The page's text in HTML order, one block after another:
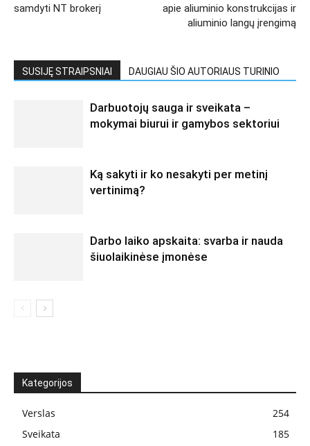
samdyti NT brokerį
apie aliuminio konstrukcijas ir
aliuminio langų įrengimą
SUSIJĘ STRAIPSNIAI DAUGIAU ŠIO AUTORIAUS TURINIO
Darbuotojų sauga ir sveikata –
mokymai biurui ir gamybos sektoriui
Ką sakyti ir ko nesakyti per metinį
vertinimą?
Darbo laiko apskaita: svarba ir nauda
šiuolaikinėse įmonėse
Kategorijos
Verslas
254
Sveikata
185